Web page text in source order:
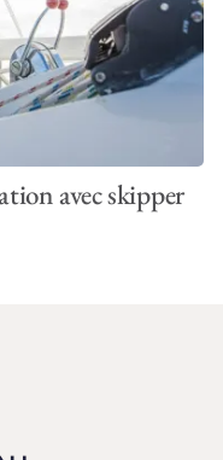
avec skipper